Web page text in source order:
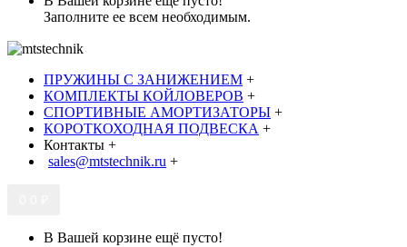
Заполните ее всем необходимым.
ПРУЖИНЫ С ЗАНИЖЕНИЕМ +
КОМПЛЕКТЫ КОЙЛОВЕРОВ +
СПОРТИВНЫЕ АМОРТИЗАТОРЫ +
КОРОТКОХОДНАЯ ПОДВЕСКА +
Контакты +
sales@mtstechnik.ru +
В Вашей корзине ещё пусто!